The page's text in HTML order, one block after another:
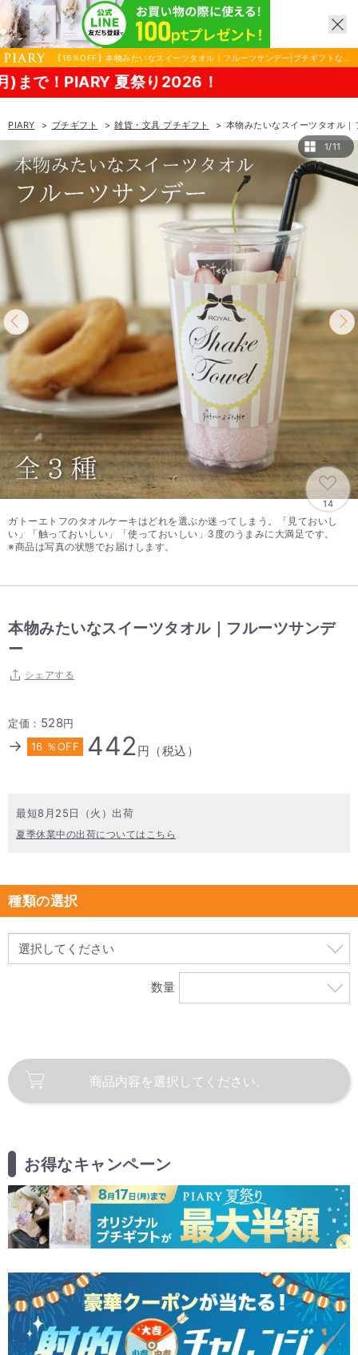
【16％OFF】本物みたいなスイーツタオル｜フルーツサンデー|プチギフトなら
PIARY（ピアリー）
夏祭り2026！
PIARY プチギフト 雑貨・文具 プチギフト
本物みたいなスイーツタオル｜
1/11
14
ガトーエトフのタオルケーキはどれを選ぶか迷ってしまう。「見ておいし
い」「触っておいしい」「使っておいしい」3度のうまみに大満足です。
※商品は写真の状態でお届けします。
本物みたいなスイーツタオル｜フルーツサンデ
ー
シェアする
定価： 528円
→ 16 ％OFF 442 円（税込）
最短8月25日（火）出荷
夏季休業中の出荷についてはこちら
種類の選択
数量
商品内容を 選択してください。
お得なキャンペーン